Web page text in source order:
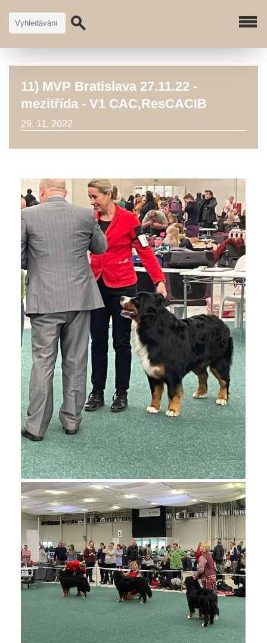
11) MVP Bratislava 27.11.22 -
mezitřída - V1 CAC,ResCACIB
29. 11. 2022